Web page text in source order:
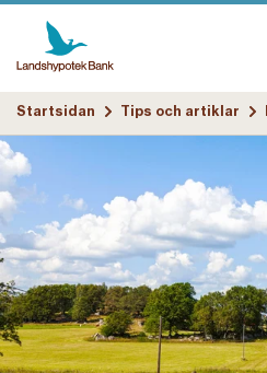
Startsidan Tips och artiklar